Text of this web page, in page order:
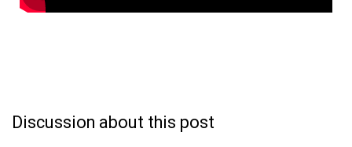
Discussion about this post